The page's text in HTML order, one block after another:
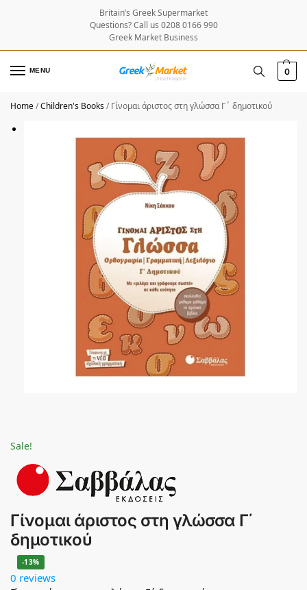
Britain’s Greek Supermarket
Questions? Call us 0208 0166 990
Greek Market Business
MENU 0
Home/Children's Books/Γίνομαι άριστος στη γλώσσα Γ΄ δημοτικού
Sale!
Γίνομαι άριστος στη γλώσσα Γ΄
δημοτικού
-13%
0 reviews